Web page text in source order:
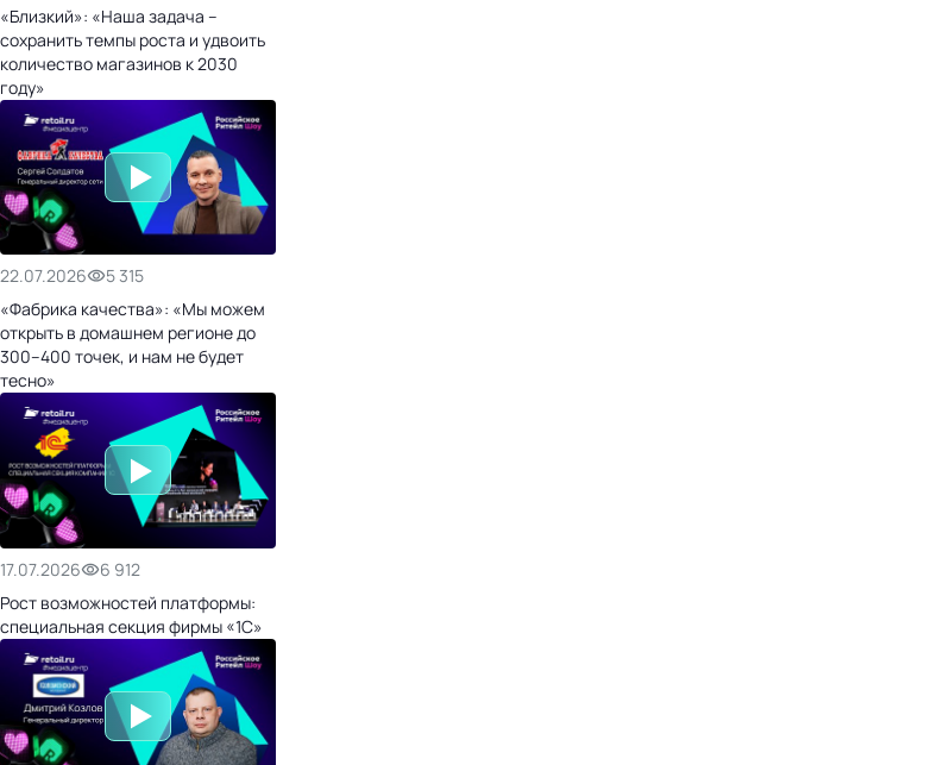
«Близкий»: «Наша задача –
сохранить темпы роста и удвоить
количество магазинов к 2030
году»
22.07.2026
5 315
«Фабрика качества»: «Мы можем
открыть в домашнем регионе до
300–400 точек, и нам не будет
тесно»
17.07.2026
6 912
Рост возможностей платформы:
специальная секция фирмы «1С»